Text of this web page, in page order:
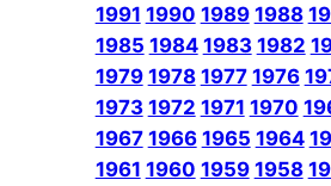
1991 1990 1989 1988
1985 1984 1983 1982
1979 1978 1977 1976
1973 1972 1971 1970
1967 1966 1965 1964
1961 1960 1959 1958